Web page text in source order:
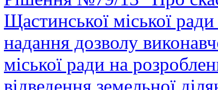
Щастинської міської
надання дозволу
міської ради на
відведення земельної